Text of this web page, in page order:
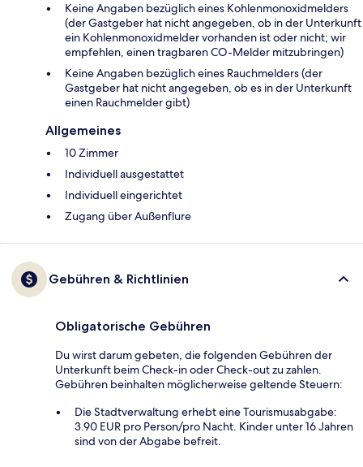
Keine Angaben bezüglich eines Kohlenmonoxidmelders
(der Gastgeber hat nicht angegeben, ob in der Unterkunft
ein Kohlenmonoxidmelder vorhanden ist oder nicht; wir
empfehlen, einen tragbaren CO-Melder mitzubringen)
Keine Angaben bezüglich eines Rauchmelders (der
Gastgeber hat nicht angegeben, ob es in der Unterkunft
einen Rauchmelder gibt)
Allgemeines
10 Zimmer
Individuell ausgestattet
Individuell eingerichtet
Zugang über Außenflure
Gebühren & Richtlinien
Obligatorische Gebühren
Du wirst darum gebeten, die folgenden Gebühren der
Unterkunft beim Check-in oder Check-out zu zahlen.
Gebühren beinhalten möglicherweise geltende Steuern:
Die Stadtverwaltung erhebt eine Tourismusabgabe:
3.90 EUR pro Person/pro Nacht. Kinder unter 16 Jahren
sind von der Abgabe befreit.